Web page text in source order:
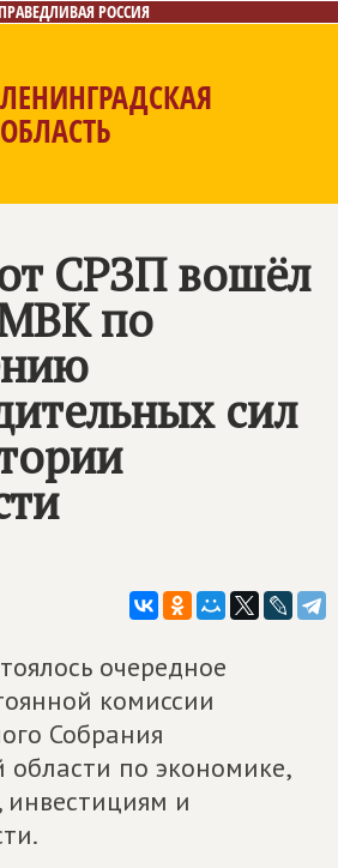
РОССИЯ
ЛЕНИНГРАДСКАЯ
ОБЛАСТЬ
Контакты
СРЗП вошёл
МВК по
сил
очередное
комиссии
Собрания
области по экономике,
инвестициям и